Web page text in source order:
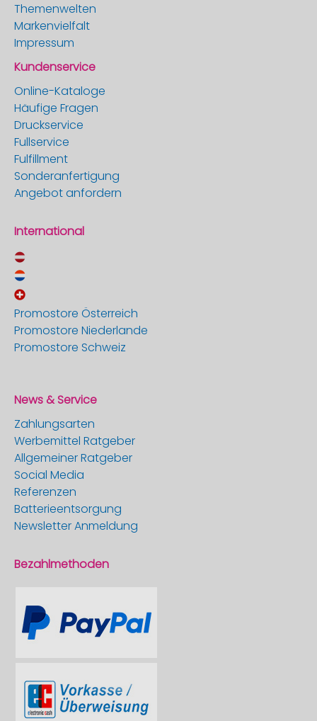
Themenwelten
Markenvielfalt
Impressum
Kundenservice
Online-Kataloge
Häufige Fragen
Druckservice
Fullservice
Fulfillment
Sonderanfertigung
Angebot anfordern
International
Promostore Österreich
Promostore Niederlande
Promostore Schweiz
News & Service
Zahlungsarten
Werbemittel Ratgeber
Allgemeiner Ratgeber
Social Media
Referenzen
Batterieentsorgung
Newsletter Anmeldung
Bezahlmethoden